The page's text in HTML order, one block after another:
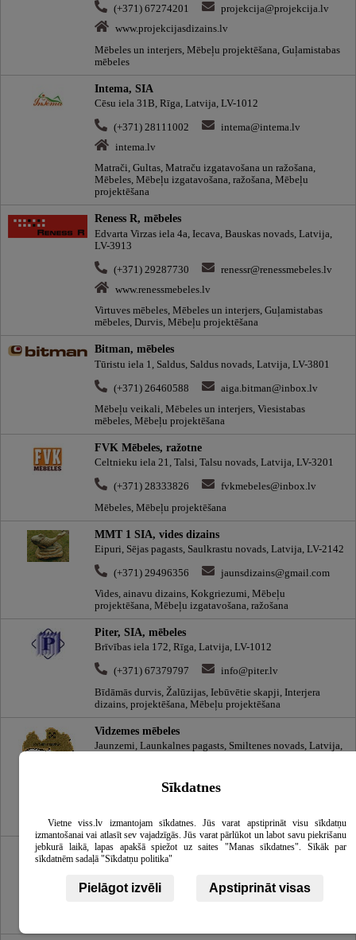
(+371) 67274201
projekcija@projekcija.lv
www.projekcijasdizains.lv
Mēbeles un interjers, Mēbeļu projektēšana, Guļamistabas
mēbeles
Intema, SIA
Cēsu iela 31B, Rīga, Latvija, LV-1012
(+371) 28111002
intema@intema.lv
intema.lv
Matrači, Gultas, Matraču izgatavošana un ražošana,
Mēbeles, Mēbeļu izgatavošana, ražošana, Mēbeļu
projektēšana
Reness R, mēbeles
Edvarta Virzas iela 4a, Iecava, Bauskas novads, Latvija,
LV-3913
(+371) 29287730
renessr@renessmebeles.lv
www.renessmebeles.lv
Virtuves mēbeles, Mēbeles un interjers, Guļamistabas
mēbeles, Durvis, Mēbeļu projektēšana
Bitman, mēbeles
Tūristu iela 1, Saldus, Saldus novads, Latvija, LV-3801
(+371) 26460588
aiga.bitman@inbox.lv
Mēbeļu veikali, Mēbeles un interjers, Viesistabas
mēbeles, Mēbeļu projektēšana
FVK Mēbeles, ražotne
Celtnieku iela 21, Talsi, Talsu novads, Latvija, LV-3201
(+371) 28333826
fvkmebeles@inbox.lv
Mēbeles, Mēbeļu projektēšana
MMT 1 SIA, vides dizains
Eipuri, Sējas pagasts, Saulkrastu novads, Latvija, LV-2142
(+371) 29496356
jaunsdizains@gmail.com
Vides, ainavu dizains, Kokgriezumi, Mēbeļu
projektēšana, Mēbeļu izgatavošana, ražošana
Piter, SIA, mēbeles
Brīvības iela 172, Rīga, Latvija, LV-1012
(+371) 67379797
info@piter.lv
Bīdāmās durvis, Žalūzijas, Iebūvētie skapji, Interjera
dizains, projektēšana, Mēbeļu projektēšana
Vidzemes mēbeles
Jaunzemi, Launkalnes pagasts, Smiltenes novads, Latvija,
(+371) 28348788
Mēbeles, Mēbeļu projektēšana
Dabas formu mēbeles
Jāņkalna iela 27, Alūksne, Alūksnes novads, Latvija, LV-
Sīkdatnes
Vietne viss.lv izmantojam sīkdatnes. Jūs varat apstiprināt visu sīkdatņu
izmantošanai vai atlasīt sev vajadzīgās. Jūs varat pārlūkot un labot savu piekrišanu
jebkurā laikā, lapas apakšā spiežot uz saites "Manas sīkdatnes". Sīkāk par
sīkdatnēm sadaļā "Sīkdatņu politika"
Pielāgot izvēli Apstiprināt visas